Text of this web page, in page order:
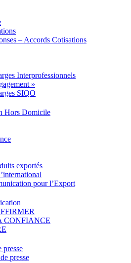
– Accords Cotisations
Interprofessionnels
»
SIQO
Hors Domicile
exportés
pour l’Export
CONFIANCE
presse
presse